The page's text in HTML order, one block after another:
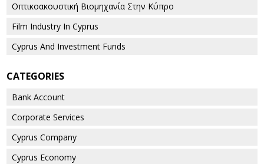
Οπτικοακουστική Βιομηχανία Στην Κύπρο
Film Industry In Cyprus
Cyprus And Investment Funds
CATEGORIES
Bank Account
Corporate Services
Cyprus Company
Cyprus Economy